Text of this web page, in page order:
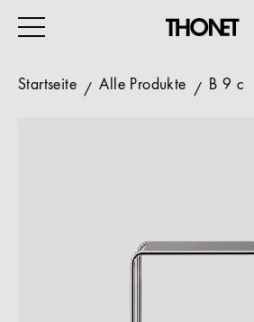
GASTRO & HOTEL
Startseite Alle Produkte B 9 c